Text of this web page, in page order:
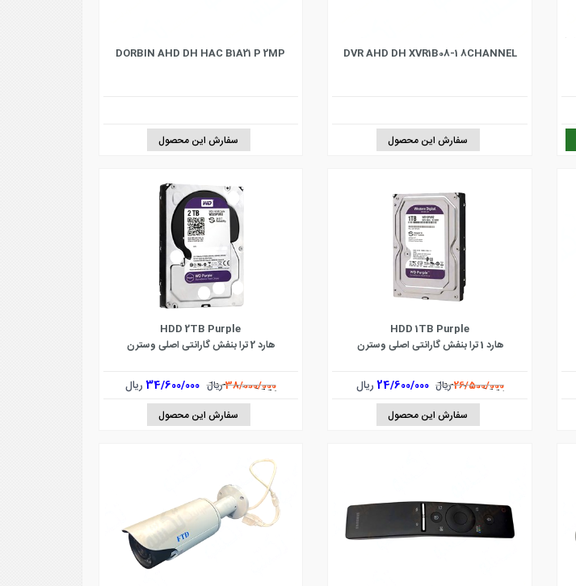
DVR AHD DH XVR1B08-1 8CHANNEL
سفارش این محصول
DORBIN AHD DH HAC B1A21 P 2MP
سفارش این محصول
HDD 1TB Purple
هارد 1 ترا بنفش گارانتی اصلی وسترن
26/500/000ریال 24/600/000ریال
سفارش این محصول
HDD 2TB Purple
هارد 2 ترا بنفش گارانتی اصلی وسترن
38/000/000ریال 34/600/000ریال
سفارش این محصول